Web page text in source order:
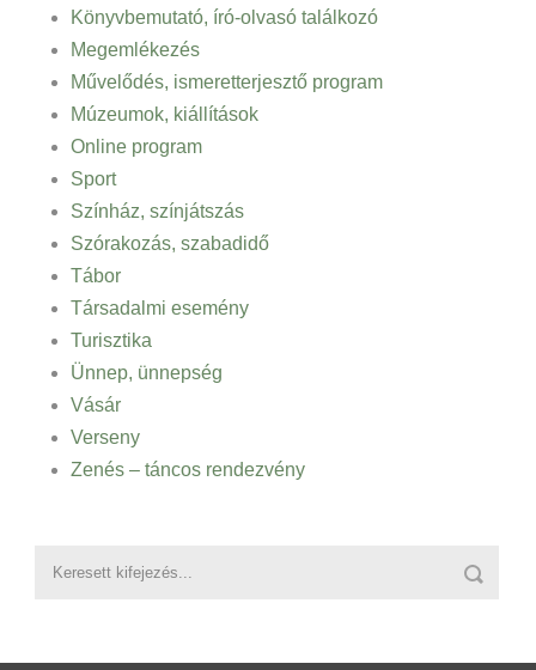
Könyvbemutató, író-olvasó találkozó
Megemlékezés
Művelődés, ismeretterjesztő program
Múzeumok, kiállítások
Online program
Sport
Színház, színjátszás
Szórakozás, szabadidő
Tábor
Társadalmi esemény
Turisztika
Ünnep, ünnepség
Vásár
Verseny
Zenés – táncos rendezvény